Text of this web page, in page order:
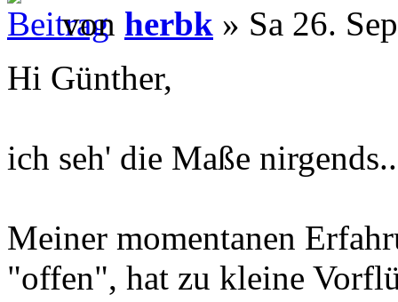
von herbk » Sa 26.
Hi Günther,
ich seh' die Maße
Meiner momentanen
"offen", hat zu kleine